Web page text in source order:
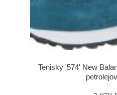
Tenisky '574' New